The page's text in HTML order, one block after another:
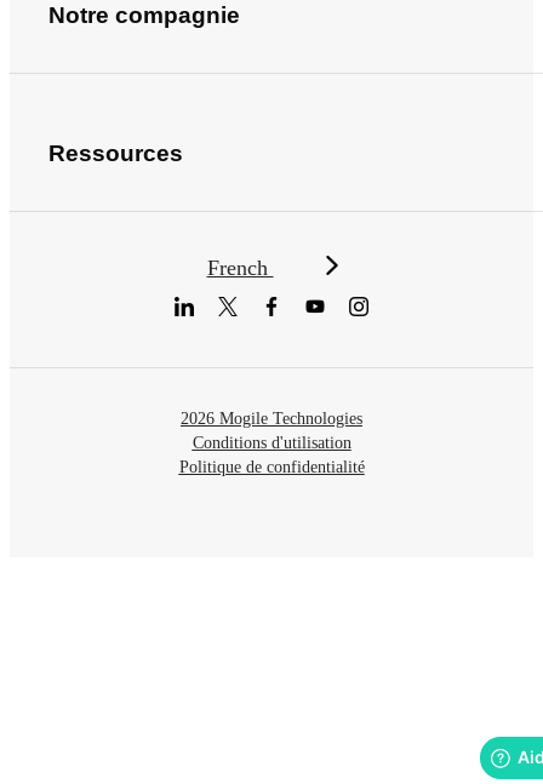
Notre compagnie
Ressources
French
2026 Mogile Technologies
Conditions d'utilisation
Politique de confidentialité